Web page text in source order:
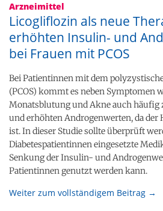
Arzneimittel
Licogliflozin als neue
erhöhten Insulin- und
bei Frauen mit PCOS
Bei Patientinnen mit dem
(PCOS) kommt es neben Symptomen
Monatsblutung und Akne auch
und erhöhten Androgenwerten, da
ist. In dieser Studie sollte überprüft
Diabetespatientinnen eingesetzte
Senkung der Insulin- und
Patientinnen genutzt werden kann.
Weiter zum vollständigem Beitrag →